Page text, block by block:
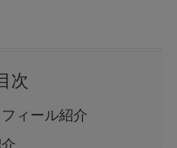
次
ィール紹介